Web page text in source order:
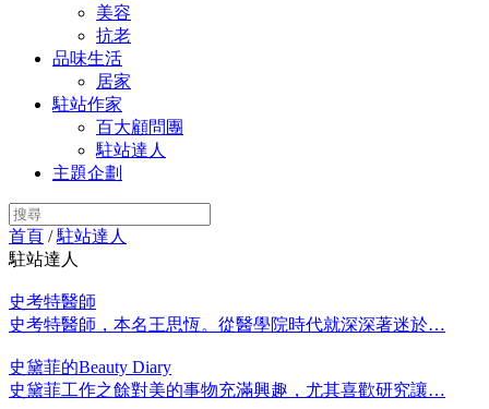
美容
抗老
品味生活
居家
駐站作家
百大顧問團
駐站達人
主題企劃
首頁 /駐站達人
駐站達人
史考特醫師
史考特醫師，本名王思恆。從醫學院時代就深深著迷於…
史黛菲的Beauty Diary
史黛菲工作之餘對美的事物充滿興趣，尤其喜歡研究讓…